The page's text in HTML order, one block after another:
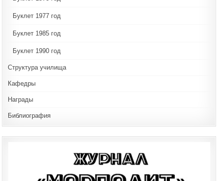
Буклет 1977 год
Буклет 1985 год
Буклет 1990 год
Структура училища
Кафедры
Награды
Библиография